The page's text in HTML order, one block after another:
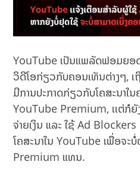
YouTube ເປັນແພລັດຟອມຍອ
ວິດີໂອກ່ຽວກັບຄອນເທັນຕ່າງໆ, ເ
ມີການປະກາດກ່ຽວກັບໂຄສະນາໃ
YouTube Premium, ເເຕ່ກໍຍັ
ຈ່າຍເງິນ ແລະ ໃຊ້ Ad
ໂຄສະນາໃນ YouTube ເພື່ອຈະບໍ່
Premium ແທນ.